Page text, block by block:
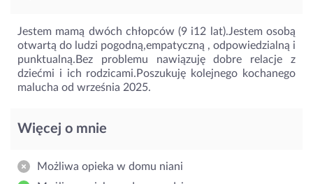
Jestem mamą dwóch chłopców (9 i12 lat).Jestem osobą
otwartą do ludzi pogodną,empatyczną , odpowiedzialną i
punktualną.Bez problemu nawiązuję dobre relacje z
dziećmi i ich rodzicami.Poszukuję kolejnego kochanego
malucha od września 2025.
Więcej o mnie
Możliwa opieka w domu niani